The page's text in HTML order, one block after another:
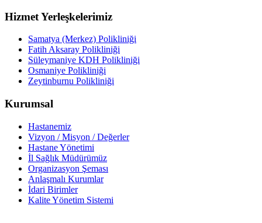
Hizmet Yerleşkelerimiz
Samatya (Merkez) Polikliniği
Fatih Aksaray Polikliniği
Süleymaniye KDH Polikliniği
Osmaniye Polikliniği
Zeytinburnu Polikliniği
Kurumsal
Hastanemiz
Vizyon / Misyon / Değerler
Hastane Yönetimi
İl Sağlık Müdürümüz
Organizasyon Şeması
Anlaşmalı Kurumlar
İdari Birimler
Kalite Yönetim Sistemi